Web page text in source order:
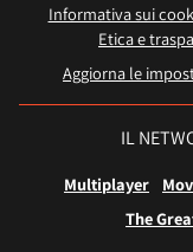
Informativa sui
Etica e
Aggiorna le
IL
Multiplayer
The